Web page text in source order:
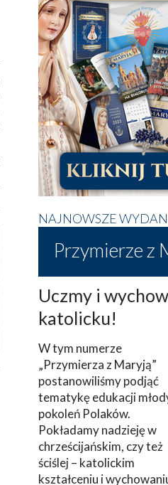
NAJNOWSZE
Przymierze z
Uczmy i
katolicku!
W tym numerze
„Przymierza z Maryją”
postanowiliśmy podjąć
tematykę edukacji
pokoleń Polaków.
Pokładamy nadzieję w
chrześcijańskim, czy też
ściślej – katolickim
kształceniu i